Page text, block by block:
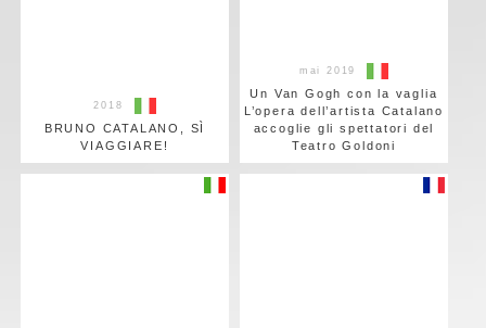
2018
BRUNO CATALANO, SÌ
VIAGGIARE!
mai 2019
Un Van Gogh con la vaglia
L’opera dell’artista Catalano
accoglie gli spettatori del
Teatro Goldoni